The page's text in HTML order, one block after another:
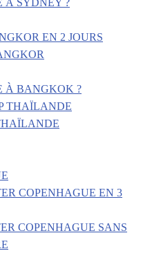
À SYDNEY ?
EN 2 JOURS
À BANGKOK ?
THAÏLANDE
COPENHAGUE EN 3
COPENHAGUE SANS